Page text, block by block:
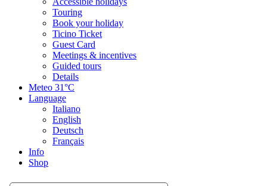
Touring
Book your holiday
Ticino Ticket
Guest Card
Meetings & incentives
Guided tours
Details
Meteo 31°C
Language
Italiano
English
Deutsch
Français
Info
Shop